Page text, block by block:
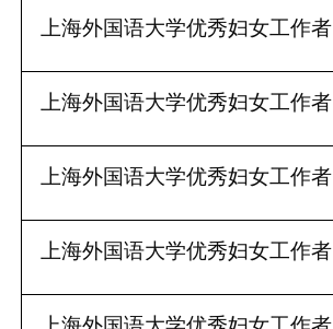
上海外国语大学优秀妇女工作者
上海外国语大学优秀妇女工作者
上海外国语大学优秀妇女工作者
上海外国语大学优秀妇女工作者